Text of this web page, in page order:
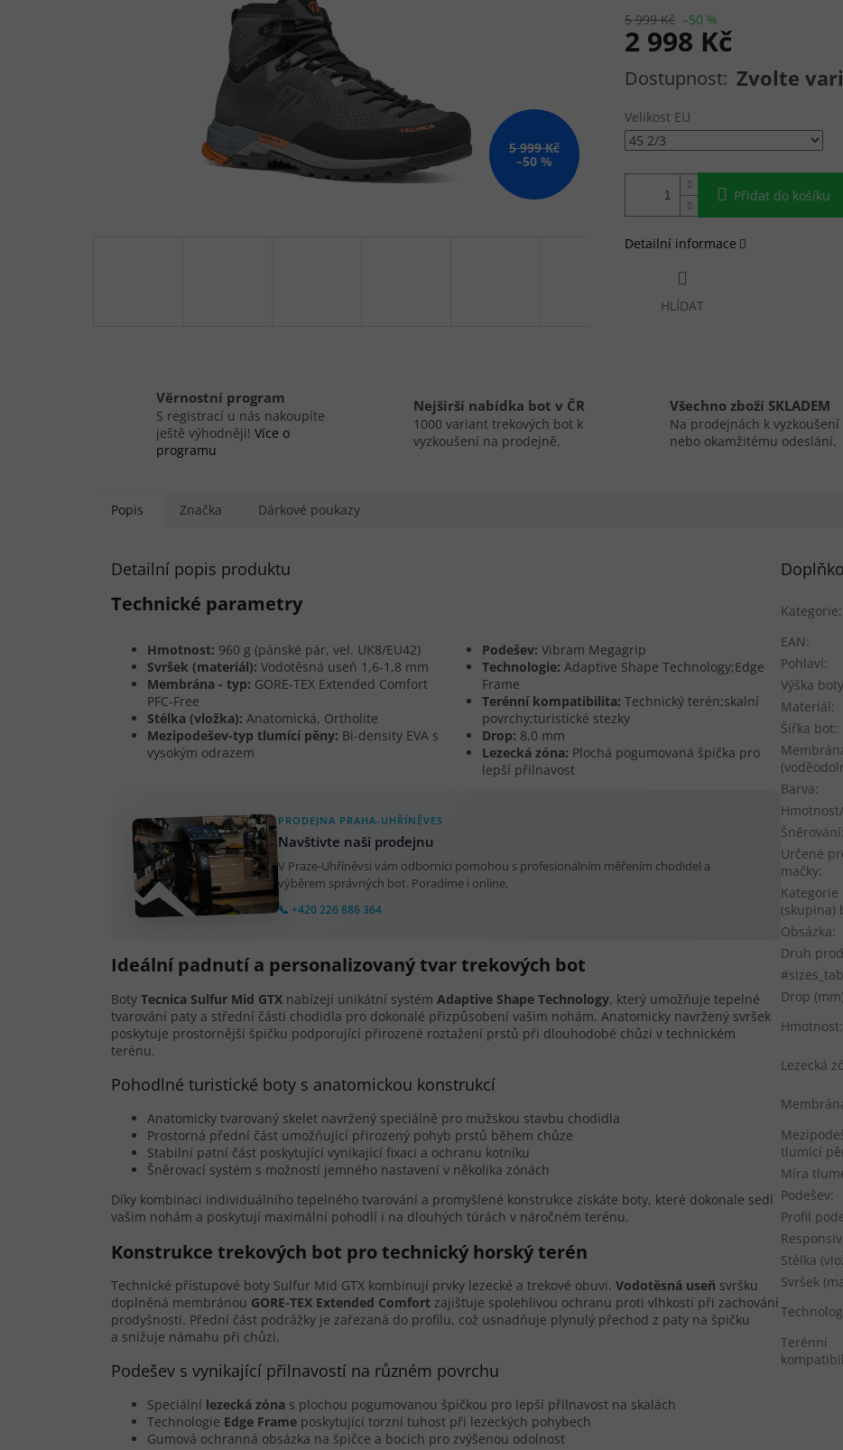
5 999 Kč
–50 %
5 999 Kč –50 %
2 998 Kč
Měrná cena: Zvolte
Velikost EU
Přidat do košíku
Detailní informace
HLÍDAT
Věrnostní program
S registrací u nás nakoupíte
ještě výhodněji! Více o
programu
Nejširší nabídka bot v ČR
1000 variant trekových bot k
vyzkoušení na prodejně.
Všechno zboží SKLADEM
Na prodejnách k vyzkoušení
nebo okamžitému odeslání.
Popis Značka Dárkové poukazy
Detailní popis produktu
Technické parametry
Hmotnost: 960 g (pánské pár, vel. UK8/EU42)
Svršek (materiál): Vodotěsná useň 1,6-1,8 mm
Membrána - typ: GORE-TEX Extended Comfort
PFC-Free
Stélka (vložka): Anatomická, Ortholite
Mezipodešev-typ tlumící pěny: Bi-density EVA s
vysokým odrazem
Podešev: Vibram Megagrip
Technologie: Adaptive Shape Technology;Edge
Frame
Terénní kompatibilita: Technický terén;skalní
povrchy;turistické stezky
Drop: 8,0 mm
Lezecká zóna: Plochá pogumovaná špička pro
lepší přilnavost
PRODEJNA PRAHA-UHŘÍNĚVES
Navštivte naši prodejnu
V Praze-Uhříněvsi vám odborníci pomohou s profesionálním měřením chodidel a
výběrem správných bot. Poradíme i online.
📞 +420 226 886 364
Ideální padnutí a personalizovaný tvar trekových bot
Boty Tecnica Sulfur Mid GTX nabízejí unikátní systém Adaptive Shape Technology, který umožňuje tepelné
tvarování paty a střední části chodidla pro dokonalé přizpůsobení vašim nohám. Anatomicky navržený svršek
poskytuje prostornější špičku podporující přirozené roztažení prstů při dlouhodobé chůzi v technickém
terénu.
Pohodlné turistické boty s anatomickou konstrukcí
Anatomicky tvarovaný skelet navržený speciálně pro mužskou stavbu chodidla
Prostorná přední část umožňující přirozený pohyb prstů během chůze
Stabilní patní část poskytující vynikající fixaci a ochranu kotníku
Šněrovací systém s možností jemného nastavení v několika zónách
Díky kombinaci individuálního tepelného tvarování a promyšlené konstrukce získáte boty, které dokonale sedí
vašim nohám a poskytují maximální pohodlí i na dlouhých túrách v náročném terénu.
Konstrukce trekových bot pro technický horský terén
Technické přístupové boty Sulfur Mid GTX kombinují prvky lezecké a trekové obuvi. Vodotěsná useň svršku
doplněná membránou GORE-TEX Extended Comfort zajišťuje spolehlivou ochranu proti vlhkosti při zachování
prodyšnosti. Přední část podrážky je zařezaná do profilu, což usnadňuje plynulý přechod z paty na špičku
a snižuje námahu při chůzi.
Podešev s vynikající přilnavostí na různém povrchu
Speciální lezecká zóna s plochou pogumovanou špičkou pro lepší přilnavost na skalách
Technologie Edge Frame poskytující torzní tuhost při lezeckých pohybech
Gumová ochranná obsázka na špičce a bocích pro zvýšenou odolnost
Kategorie:
EAN:
Pohlaví:
Výška boty
Materiál:
Šířka bot:
Barva:
Šněrování:
Určené
mačky:
Kategorie
(skupina)
Obsázka:
Druh
Drop
Hmotnost:
Lezecká
tlumící
Míra
Podešev:
Profil
Stélka
Svršek
Terénní